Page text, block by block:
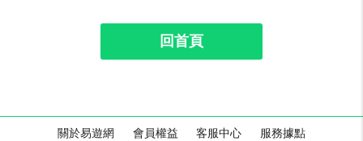
回首頁
關於易遊網 會員權益 客服中心 服務據點